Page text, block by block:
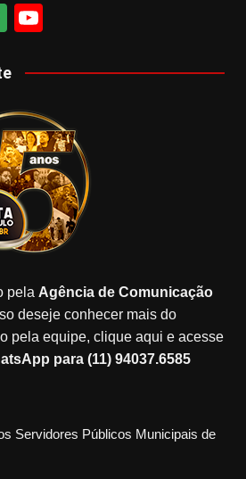
G
o
gl
e
M
a
p
s
u
u
b
e
pela Agência de Comunicação
deseje conhecer mais do
pela equipe, clique aqui e acesse
para (11) 94037.6585
Servidores Públicos Municipais de